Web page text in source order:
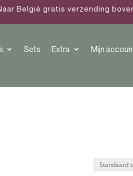
België gratis verzending
Sets Extra Mijn